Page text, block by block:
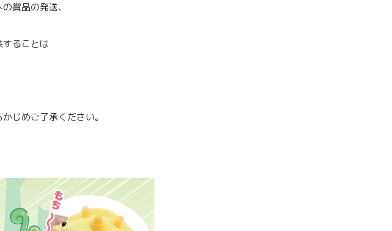
賞品の発送、
ることは
じめご了承ください。